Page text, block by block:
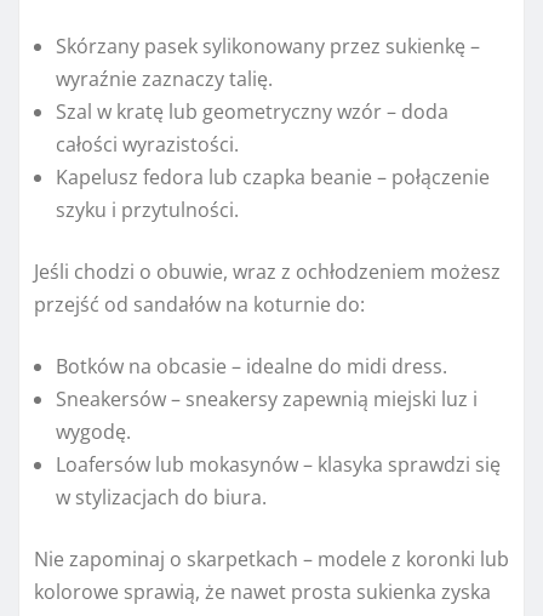
Skórzany pasek sylikonowany przez sukienkę –
wyraźnie zaznaczy talię.
Szal w kratę lub geometryczny wzór – doda
całości wyrazistości.
Kapelusz fedora lub czapka beanie – połączenie
szyku i przytulności.
Jeśli chodzi o obuwie, wraz z ochłodzeniem możesz
przejść od sandałów na koturnie do:
Botków na obcasie – idealne do midi dress.
Sneakersów – sneakersy zapewnią miejski luz i
wygodę.
Loafersów lub mokasynów – klasyka sprawdzi się
w stylizacjach do biura.
Nie zapominaj o skarpetkach – modele z koronki lub
kolorowe sprawią, że nawet prosta sukienka zyska